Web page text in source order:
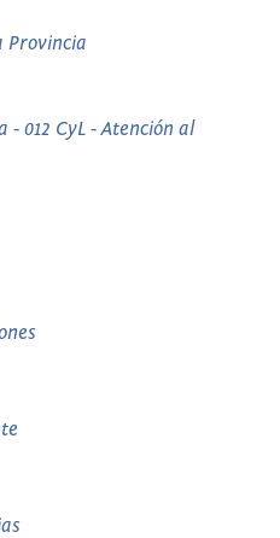
Provincia
012 CyL - Atención al